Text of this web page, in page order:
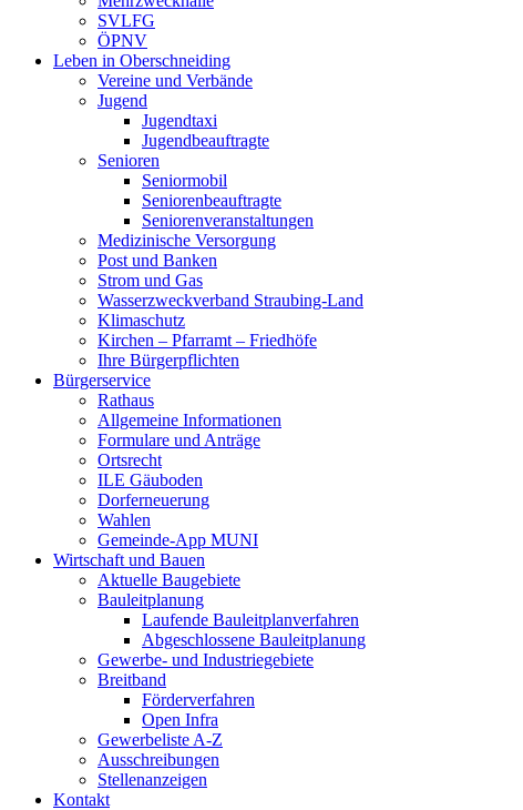
SVLFG
ÖPNV
Leben in Oberschneiding
Vereine und Verbände
Jugend
Jugendtaxi
Jugendbeauftragte
Senioren
Seniormobil
Seniorenbeauftragte
Seniorenveranstaltungen
Medizinische Versorgung
Post und Banken
Strom und Gas
Wasserzweckverband Straubing-Land
Klimaschutz
Kirchen – Pfarramt – Friedhöfe
Ihre Bürgerpflichten
Bürgerservice
Rathaus
Allgemeine Informationen
Formulare und Anträge
Ortsrecht
ILE Gäuboden
Dorferneuerung
Wahlen
Gemeinde-App MUNI
Wirtschaft und Bauen
Aktuelle Baugebiete
Bauleitplanung
Laufende Bauleitplanverfahren
Abgeschlossene Bauleitplanung
Gewerbe- und Industriegebiete
Breitband
Förderverfahren
Open Infra
Gewerbeliste A-Z
Ausschreibungen
Stellenanzeigen
Kontakt